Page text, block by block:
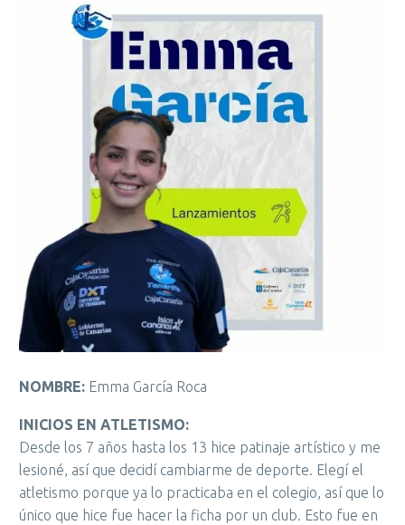
NOMBRE: Emma García Roca
INICIOS EN ATLETISMO:
Desde los 7 años hasta los 13 hice patinaje artístico y me
lesioné, así que decidí cambiarme de deporte. Elegí el
atletismo porque ya lo practicaba en el colegio, así que lo
único que hice fue hacer la ficha por un club. Esto fue en